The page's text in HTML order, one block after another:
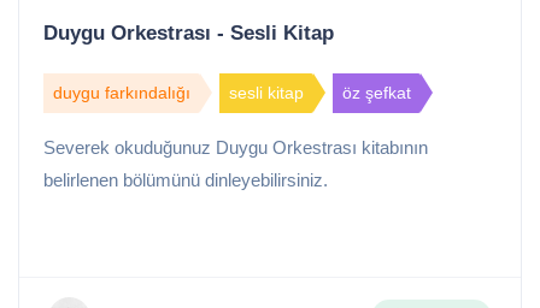
Duygu Orkestrası - Sesli Kitap
duygu farkındalığı sesli kitap öz şefkat
Severek okuduğunuz Duygu Orkestrası kitabının
belirlenen bölümünü dinleyebilirsiniz.